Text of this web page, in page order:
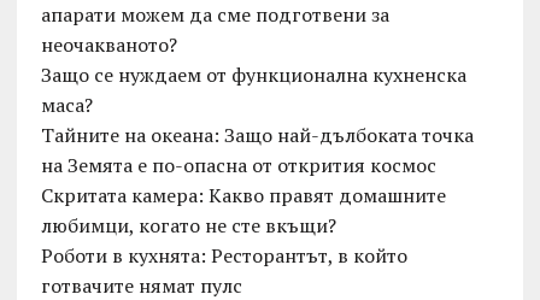
апарати можем да сме подготвени за
неочакваното?
Защо се нуждаем от функционална кухненска
маса?
Тайните на океана: Защо най-дълбоката точка
на Земята е по-опасна от открития космос
Скритата камера: Какво правят домашните
любимци, когато не сте вкъщи?
Роботи в кухнята: Ресторантът, в който
готвачите нямат пулс